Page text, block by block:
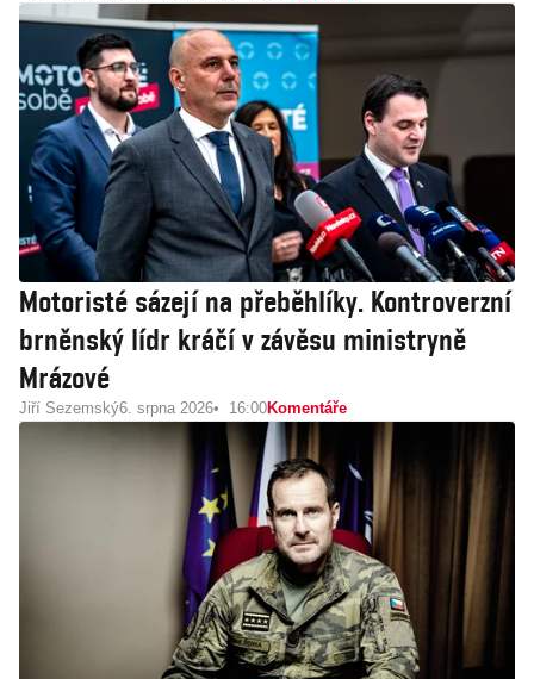
Motoristé sázejí na přeběhlíky. Kontroverzní
brněnský lídr kráčí v závěsu ministryně
Mrázové
Jiří Sezemský6. srpna 2026 16:00Komentáře